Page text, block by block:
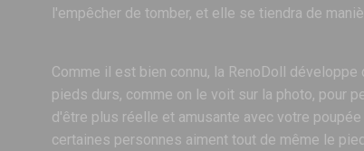
l'empêcher de tomber, et elle se tiendra de
Comme il est bien connu, la RenoDoll
pieds durs, comme on le voit sur la photo, pour
d'être plus réelle et amusante avec votre
certaines personnes aiment tout de même le